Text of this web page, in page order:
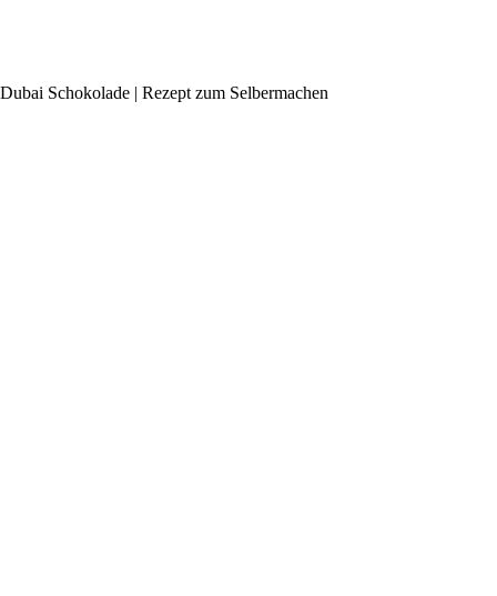
Dubai Schokolade | Rezept zum Selbermachen